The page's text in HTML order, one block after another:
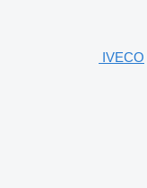
IVECO